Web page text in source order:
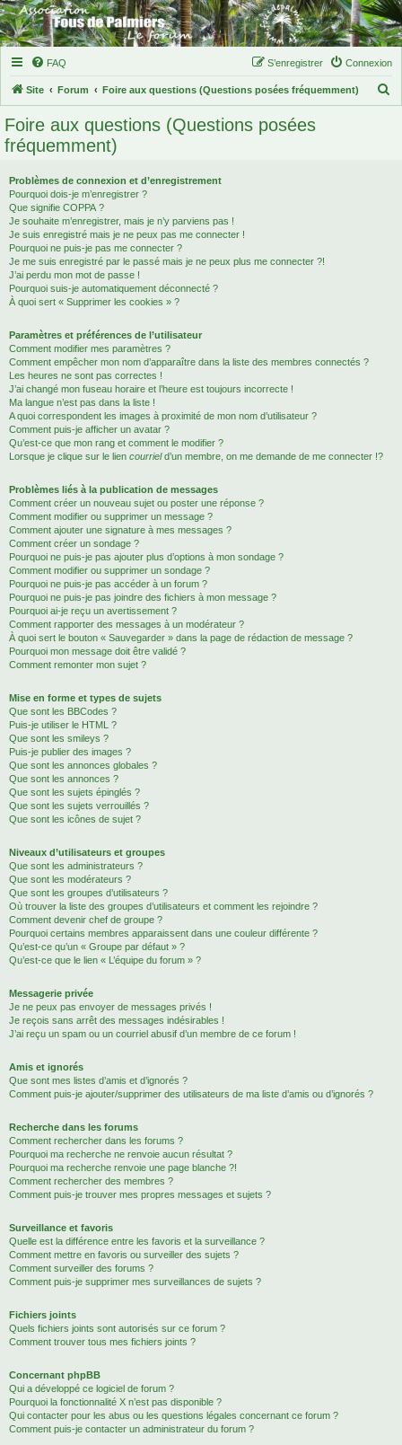
FAQ Connexion
S’enregistrer
Site Forum Foire aux questions (Questions posées fréquemment)
Foire aux questions (Questions posées
fréquemment)
Problèmes de connexion et d’enregistrement
Pourquoi dois-je m’enregistrer ?
Que signifie COPPA ?
Je souhaite m’enregistrer, mais je n’y parviens pas !
Je suis enregistré mais je ne peux pas me connecter !
Pourquoi ne puis-je pas me connecter ?
Je me suis enregistré par le passé mais je ne peux plus me connecter ?!
J’ai perdu mon mot de passe !
Pourquoi suis-je automatiquement déconnecté ?
À quoi sert « Supprimer les cookies » ?
Paramètres et préférences de l’utilisateur
Comment modifier mes paramètres ?
Comment empêcher mon nom d’apparaître dans la liste des membres connectés ?
Les heures ne sont pas correctes !
J’ai changé mon fuseau horaire et l’heure est toujours incorrecte !
Ma langue n’est pas dans la liste !
A quoi correspondent les images à proximité de mon nom d’utilisateur ?
Comment puis-je afficher un avatar ?
Qu’est-ce que mon rang et comment le modifier ?
Lorsque je clique sur le lien courrield’un membre, on me demande de me connecter !?
Problèmes liés à la publication de messages
Comment créer un nouveau sujet ou poster une réponse ?
Comment modifier ou supprimer un message ?
Comment ajouter une signature à mes messages ?
Comment créer un sondage ?
Pourquoi ne puis-je pas ajouter plus d’options à mon sondage ?
Comment modifier ou supprimer un sondage ?
Pourquoi ne puis-je pas accéder à un forum ?
Pourquoi ne puis-je pas joindre des fichiers à mon message ?
Pourquoi ai-je reçu un avertissement ?
Comment rapporter des messages à un modérateur ?
À quoi sert le bouton « Sauvegarder » dans la page de rédaction de message ?
Pourquoi mon message doit être validé ?
Comment remonter mon sujet ?
Mise en forme et types de sujets
Que sont les BBCodes ?
Puis-je utiliser le HTML ?
Que sont les smileys ?
Puis-je publier des images ?
Que sont les annonces globales ?
Que sont les annonces ?
Que sont les sujets épinglés ?
Que sont les sujets verrouillés ?
Que sont les icônes de sujet ?
Niveaux d’utilisateurs et groupes
Que sont les administrateurs ?
Que sont les modérateurs ?
Que sont les groupes d’utilisateurs ?
Où trouver la liste des groupes d’utilisateurs et comment les rejoindre ?
Comment devenir chef de groupe ?
Pourquoi certains membres apparaissent dans une couleur différente ?
Qu’est-ce qu’un « Groupe par défaut » ?
Qu’est-ce que le lien « L’équipe du forum » ?
Messagerie privée
Je ne peux pas envoyer de messages privés !
Je reçois sans arrêt des messages indésirables !
J’ai reçu un spam ou un courriel abusif d’un membre de ce forum !
Amis et ignorés
Que sont mes listes d’amis et d’ignorés ?
Comment puis-je ajouter/supprimer des utilisateurs de ma liste d’amis ou d’ignorés ?
Recherche dans les forums
Comment rechercher dans les forums ?
Pourquoi ma recherche ne renvoie aucun résultat ?
Pourquoi ma recherche renvoie une page blanche ?!
Comment rechercher des membres ?
Comment puis-je trouver mes propres messages et sujets ?
Surveillance et favoris
Quelle est la différence entre les favoris et la surveillance ?
Comment mettre en favoris ou surveiller des sujets ?
Comment surveiller des forums ?
Comment puis-je supprimer mes surveillances de sujets ?
Fichiers joints
Quels fichiers joints sont autorisés sur ce forum ?
Comment trouver tous mes fichiers joints ?
Concernant phpBB
Qui a développé ce logiciel de forum ?
Pourquoi la fonctionnalité X n’est pas disponible ?
Qui contacter pour les abus ou les questions légales concernant ce forum ?
Comment puis-je contacter un administrateur du forum ?